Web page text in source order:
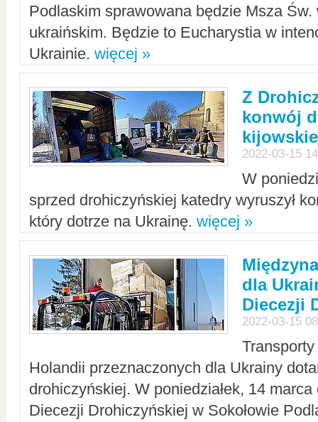
Podlaskim sprawowana będzie Msza Św.
ukraińskim. Będzie to Eucharystia w
Ukrainie. więcej »
Z
konwój
2022-03-15
W
sprzed drohiczyńskiej katedry wyruszył
który dotrze na Ukrainę. więcej »
dla
Diecezji
2022-03-15
Holandii przeznaczonych dla Ukrainy
drohiczyńskiej. W poniedziałek, 14
Diecezji Drohiczyńskiej w Sokołowie